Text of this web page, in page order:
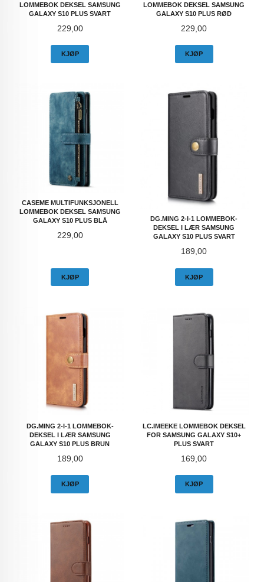
LOMMEBOK DEKSEL SAMSUNG
GALAXY S10 PLUS SVART
Pris
229,00
KJØP
LOMMEBOK DEKSEL SAMSUNG
GALAXY S10 PLUS RØD
Pris
229,00
KJØP
CASEME MULTIFUNKSJONELL
LOMMEBOK DEKSEL SAMSUNG
GALAXY S10 PLUS BLÅ
Pris
229,00
KJØP
DG.MING 2-I-1 LOMMEBOK-
DEKSEL I LÆR SAMSUNG
GALAXY S10 PLUS SVART
Pris
189,00
KJØP
DG.MING 2-I-1 LOMMEBOK-
DEKSEL I LÆR SAMSUNG
GALAXY S10 PLUS BRUN
Pris
189,00
KJØP
LC.IMEEKE LOMMEBOK DEKSEL
FOR SAMSUNG GALAXY S10+
PLUS SVART
Pris
169,00
KJØP